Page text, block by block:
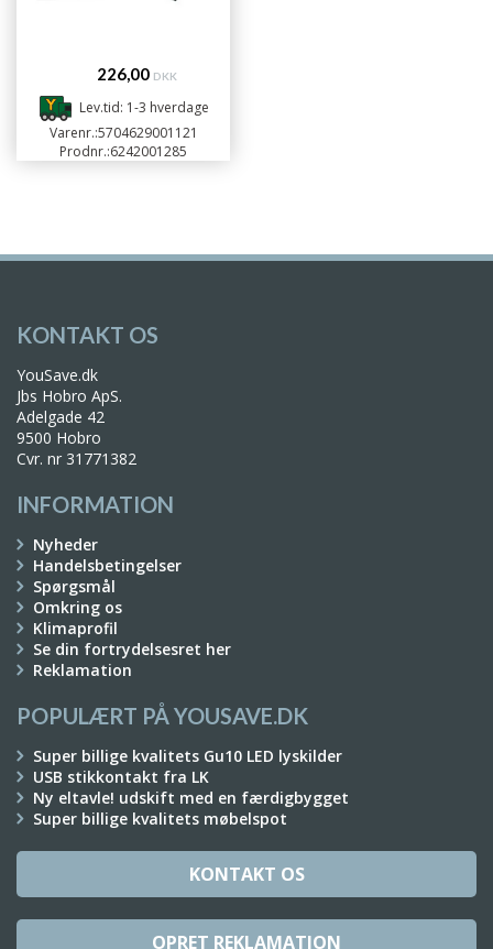
226,00 DKK
Lev.tid: 1-3 hverdage
Varenr.:5704629001121
Prodnr.:6242001285
KONTAKT OS
YouSave.dk
Jbs Hobro ApS.
Adelgade 42
9500 Hobro
Cvr. nr 31771382
INFORMATION
Nyheder
Handelsbetingelser
Spørgsmål
Omkring os
Klimaprofil
Se din fortrydelsesret her
Reklamation
POPULÆRT PÅ YOUSAVE.DK
Super billige kvalitets Gu10 LED lyskilder
USB stikkontakt fra LK
Ny eltavle! udskift med en færdigbygget
Super billige kvalitets møbelspot
KONTAKT OS
OPRET REKLAMATION